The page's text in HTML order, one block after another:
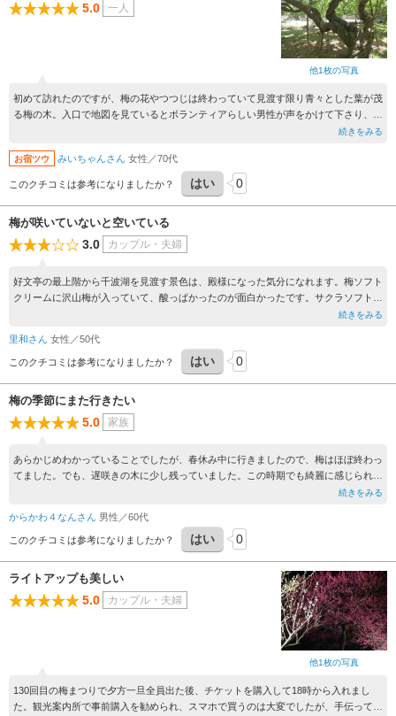
他1枚の写真
5.0 一人
初めて訪れたのですが、梅の花やつつじは終わっていて見渡す限り青々とした葉が茂
る梅の木。入口で地図を見ているとボランティアらしい男性が声をかけて下さり、園
内を一通り案内して下さいました。おかげ様で梅の木の寿命やねじれ、種類などにつ
ンチに座って偕楽園を堪能しました。花のある時期にもまた来てみたいです。
続きをみる
お宿ツウ みいちゃんさん 女性／70代
このクチコミは参考になりましたか？ はい 0
梅が咲いていないと空いている
3.0 カップル・夫婦
好文亭の最上階から千波湖を見渡す景色は、殿様になった気分になれます。梅ソフト
クリームに沢山梅が入っていて、酸っぱかったのが面白かったです。サクラソフトに
続きをみる
里和さん 女性／50代
このクチコミは参考になりましたか？ はい 0
梅の季節にまた行きたい
5.0 家族
あらかじめわかっていることでしたが、春休み中に行きましたので、梅はほぼ終わっ
てました。でも、遅咲きの木に少し残っていました。この時期でも綺麗に感じられる
木がいくつかあり、やはりこれは梅のベストシーズンに来たいと改めて思いました。
続きをみる
からかわ４なんさん 男性／60代
このクチコミは参考になりましたか？ はい 0
他1枚の写真
ライトアップも美しい
5.0 カップル・夫婦
130回目の梅まつりで夕方一旦全員出た後、チケットを購入して18時から入れまし
た。観光案内所で事前購入を勧められ、スマホで買うのは大変でしたが、手伝っても